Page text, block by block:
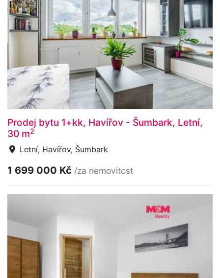
Prodej bytu 1+kk, Havířov - Šumbark, Letní,
30 m2
Letní, Havířov, Šumbark
1 699 000 Kč /za nemovitost